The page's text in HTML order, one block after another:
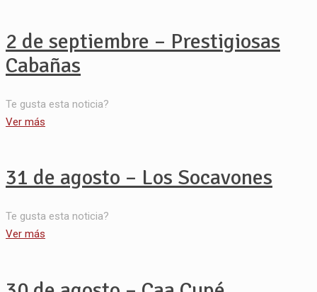
2 de septiembre – Prestigiosas
Cabañas
Te gusta esta noticia?
Ver más
31 de agosto – Los Socavones
Te gusta esta noticia?
Ver más